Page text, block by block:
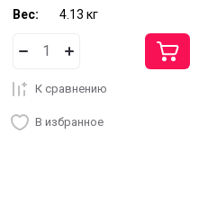
Вес: 4.13 кг
К сравнению
В избранное